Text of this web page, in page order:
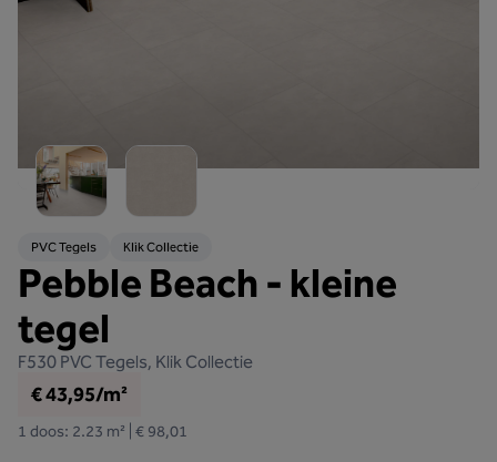
PVC Tegels Klik Collectie
Pebble Beach - kleine
tegel
F530 PVC Tegels, Klik Collectie
€ 43,95/m²
1 doos: 2.23 m² | € 98,01